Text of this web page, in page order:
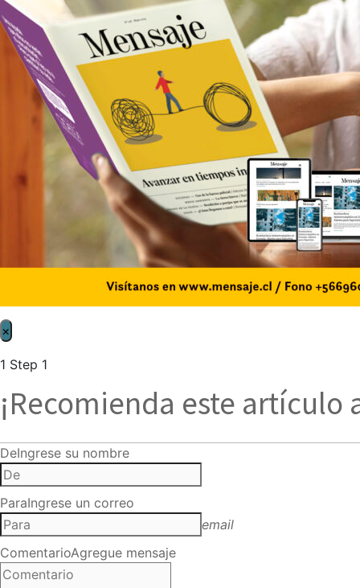
×
1 Step 1
¡Recomienda este artículo
DeIngrese su nombre
ParaIngrese un correo
email
ComentarioAgregue mensaje